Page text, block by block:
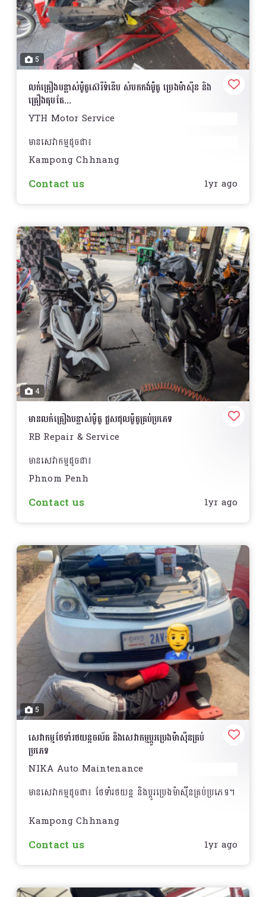
5
លក់គ្រឿងបន្លាស់ម៉ូតូស៊េរីទំនើប សំបកកង់ម៉ូតូ ប្រេងម៉ាស៊ីន និង
គ្រឿងតុបតែ...
YTH Motor Service
មានសេវាកម្មដូចជា៖
- ជួសជុលម៉ូតូគ្រប់ប្រភេទ
- ប្ដូរសំបកកង់ម៉ូតូ
- គ្រឿងតុបតែងម៉ូតូគ្រប់ប្រភេទ
Kampong Chhnang
Contact us 1yr ago
4
មានលក់គ្រឿងបន្លាស់ម៉ូតូ ជួសជុលម៉ូតូគ្រប់ប្រភេទ
RB Repair & Service
មានសេវាកម្មដូចជា៖
- ទទួលជួសជុលម៉ូតូគ្រប់ប្រភេទប្តូរប្រងម៉ាសុីន
- ប្តូរគ្រឿងបន្លាស់
Phnom Penh
Contact us 1yr ago
5
សេវាកម្មថែទាំរថយន្តចល័ត និងសេវាកម្មប្តូរប្រេងម៉ាស៊ីនគ្រប់
ប្រភេទ
NIKA Auto Maintenance
មានសេវាកម្មដូចជា៖ ថែទាំរថយន្ត និងប្ដូរប្រេងម៉ាស៊ីនគ្រប់ប្រភេទ។
Kampong Chhnang
Contact us 1yr ago